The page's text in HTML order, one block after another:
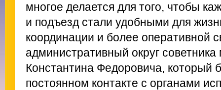
многое делается для того, чтобы
и подъезд стали удобными для
координации и более оперативной
административный округ
Константина Федоровича, который
постоянном контакте с органами